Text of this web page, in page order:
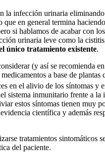
la infección urinaria eliminando
que en general termina
si hablamos de acabar con
urinaria leve como la
único tratamiento existente.
(y así se recomienda
a base de plantas
en el alivio de los síntomas y
sistema inmunitario frente a la
estos síntomas tienen muy
científica y además
tratamientos sintomáticos
del paciente.